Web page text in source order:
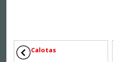
Calotas